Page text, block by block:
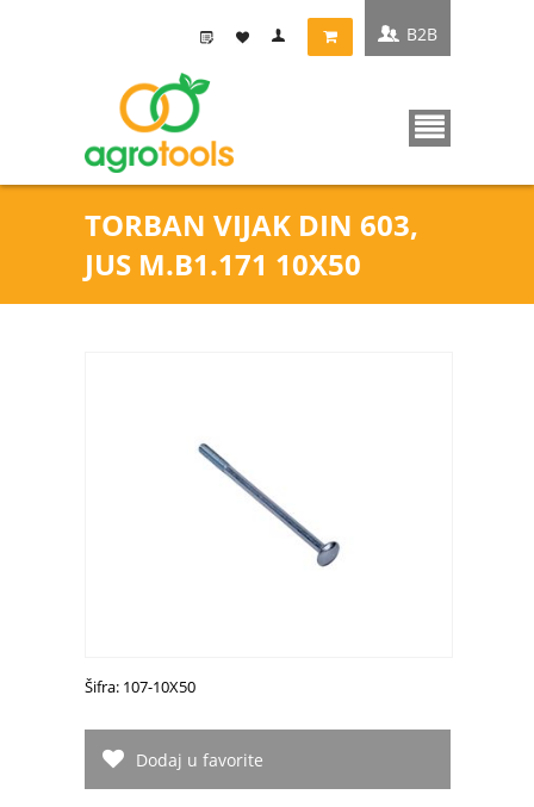
TORBAN VIJAK DIN 603,
JUS M.B1.171 10X50
B2B
Šifra: 107-10X50
Dodaj u favorite